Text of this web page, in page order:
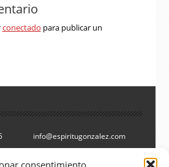
consentimiento
conectado para publicar un
info@espiritugonzalez.com